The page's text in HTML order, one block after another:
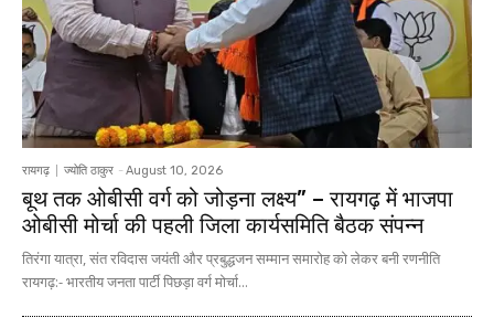
रायगढ़ ज्योति ठाकुर - August 10, 2026
बूथ तक ओबीसी वर्ग को जोड़ना लक्ष्य” – रायगढ़ में भाजपा
ओबीसी मोर्चा की पहली जिला कार्यसमिति बैठक संपन्न
तिरंगा यात्रा, संत रविदास जयंती और प्रबुद्धजन सम्मान समारोह को लेकर बनी रणनीति
रायगढ़:- भारतीय जनता पार्टी पिछड़ा वर्ग मोर्चा...